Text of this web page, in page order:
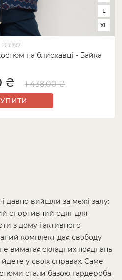
88997
на блискавці - Байка
L
XL
₴ 1 438,00 ₴
давно вийшли за межі залу:
спортивний одяг для
з дому і активного
комплект дає свободу
не вимагає складних поєднань
у своїх справах. Саме
стали базою гардероба